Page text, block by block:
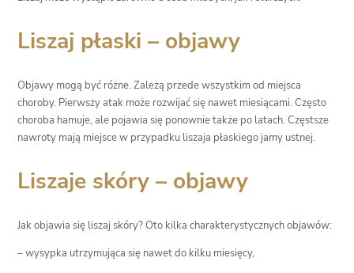
Liszaj płaski – objawy
Objawy mogą być różne. Zależą przede wszystkim od miejsca
choroby. Pierwszy atak może rozwijać się nawet miesiącami. Często
choroba hamuje, ale pojawia się ponownie także po latach. Częstsze
nawroty mają miejsce w przypadku liszaja płaskiego jamy ustnej.
Liszaje skóry – objawy
Jak objawia się liszaj skóry? Oto kilka charakterystycznych objawów:
– wysypka utrzymująca się nawet do kilku miesięcy,